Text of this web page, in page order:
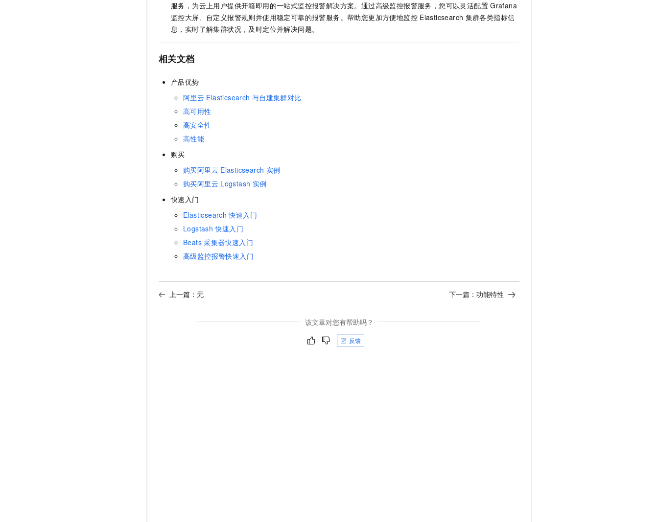
服务，为云上用户提供开箱即用的一站式监控报警解决方案。通过高级监控报警服务，您可以灵活配置 Grafana
监控大屏、自定义报警规则并使用稳定可靠的报警服务。帮助您更加方便地监控 Elasticsearch 集群各类指标信
息，实时了解集群状况，及时定位并解决问题。
相关文档
产品优势
阿里云 Elasticsearch 与自建集群对比
高可用性
高安全性
高性能
购买
购买阿里云 Elasticsearch 实例
购买阿里云 Logstash 实例
快速入门
Elasticsearch 快速入门
Logstash 快速入门
Beats 采集器快速入门
高级监控报警快速入门
上一篇：无 下一篇： 功能特性
该文章对您有帮助吗？
反馈